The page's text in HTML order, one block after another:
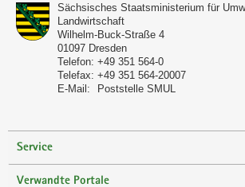
Sächsisches Staatsministerium für
Landwirtschaft
Wilhelm-Buck-Straße 4
01097 Dresden
Telefon: +49 351 564-0
Telefax: +49 351 564-20007
E-Mail:
Poststelle SMUL
Service
Verwandte Portale